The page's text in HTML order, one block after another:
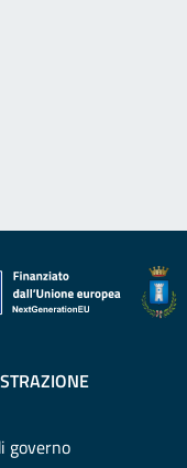
governo